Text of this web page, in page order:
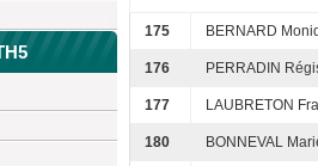
175 BERNARD
176 PERRADIN
177 LAUBRETON
180 BONNEVAL